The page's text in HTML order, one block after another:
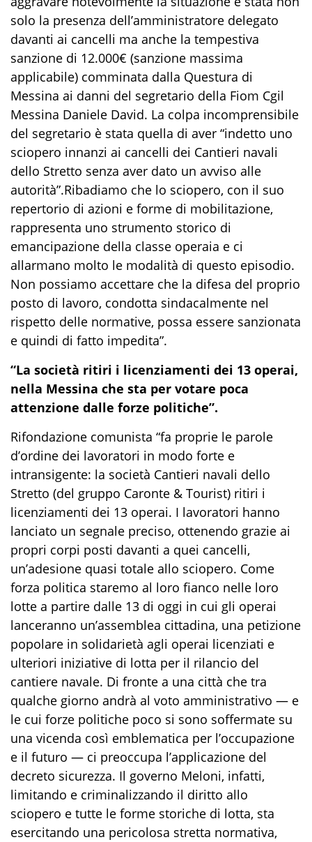
solo la presenza dell’amministratore delegato
davanti ai cancelli ma anche la tempestiva
sanzione di 12.000€ (sanzione massima
applicabile) comminata dalla Questura di
Messina ai danni del segretario della Fiom Cgil
Messina Daniele David. La colpa incomprensibile
del segretario è stata quella di aver “indetto uno
sciopero innanzi ai cancelli dei Cantieri navali
dello Stretto senza aver dato un avviso alle
autorità”.Ribadiamo che lo sciopero, con il suo
repertorio di azioni e forme di mobilitazione,
rappresenta uno strumento storico di
emancipazione della classe operaia e ci
allarmano molto le modalità di questo episodio.
Non possiamo accettare che la difesa del proprio
posto di lavoro, condotta sindacalmente nel
rispetto delle normative, possa essere sanzionata
e quindi di fatto impedita”.
“La società ritiri i licenziamenti dei 13 operai,
nella Messina che sta per votare poca
attenzione dalle forze politiche”.
Rifondazione comunista “fa proprie le parole
d’ordine dei lavoratori in modo forte e
intransigente: la società Cantieri navali dello
Stretto (del gruppo Caronte & Tourist) ritiri i
licenziamenti dei 13 operai. I lavoratori hanno
lanciato un segnale preciso, ottenendo grazie ai
propri corpi posti davanti a quei cancelli,
un’adesione quasi totale allo sciopero. Come
forza politica staremo al loro fianco nelle loro
lotte a partire dalle 13 di oggi in cui gli operai
lanceranno un’assemblea cittadina, una petizione
popolare in solidarietà agli operai licenziati e
ulteriori iniziative di lotta per il rilancio del
cantiere navale. Di fronte a una città che tra
qualche giorno andrà al voto amministrativo — e
le cui forze politiche poco si sono soffermate su
una vicenda così emblematica per l’occupazione
e il futuro — ci preoccupa l’applicazione del
decreto sicurezza. Il governo Meloni, infatti,
limitando e criminalizzando il diritto allo
sciopero e tutte le forme storiche di lotta, sta
esercitando una pericolosa stretta normativa,